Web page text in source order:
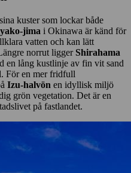
kuster som lockar både
jima i Okinawa är känd för
vatten och kan lätt
norrut ligger Shirahama
en lång kustlinje av fin vit sand
För en mer fridfull
Izu-halvön en idyllisk miljö
grön vegetation. Det är en
på fastlandet.